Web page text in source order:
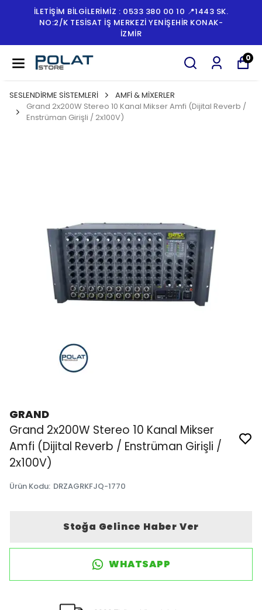
İLETİŞİM BİLGİLERİMİZ : 0533 380 00 10 📍1443 SK.
NO:2/K TESISAT İŞ MERKEZI YENIŞEHIR KONAK-
İZMİR
0
SESLENDİRME SİSTEMLERİ
AMFİ & MİXERLER
Grand 2x200W Stereo 10 Kanal Mikser Amfi (Dijital Reverb /
Enstrüman Girişli / 2x100V)
GRAND
Grand 2x200W Stereo 10 Kanal Mikser
Amfi (Dijital Reverb / Enstrüman Girişli /
2x100V)
Ürün Kodu: DRZAGRKFJQ-1770
Stoğa Gelince Haber Ver
WHATSAPP